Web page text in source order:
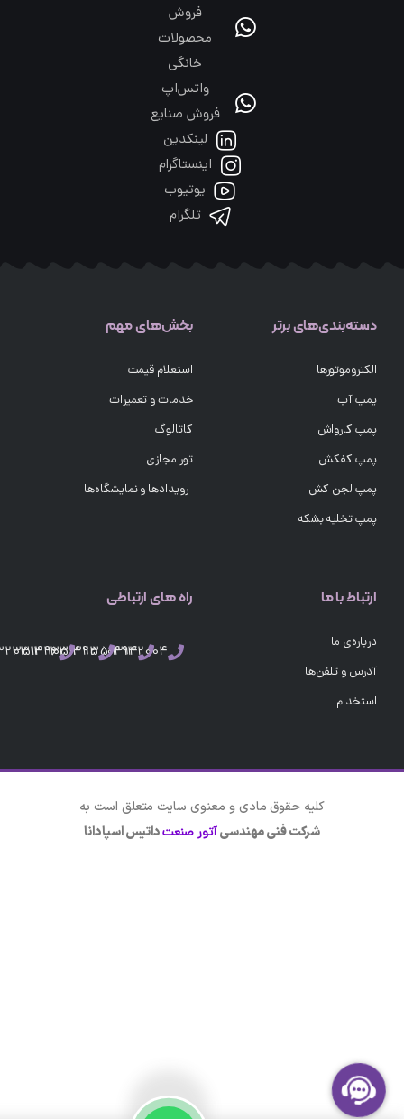
فروش
محصولات
خانگی
واتس‌اپ
فروش صنایع
لینکدین
اینستاگرام
یوتیوب
تلگرام
دسته‌بندی‌های برتر
الکتروموتورها
پمپ آب
پمپ کارواش
پمپ کفکش
پمپ لجن کش
پمپ تخلیه بشکه
بخش‌های مهم
استعلام قیمت
خدمات و تعمیرات
کاتالوگ
تور مجازی
رویدادها و نمایشگاه‌ها
ارتباط با ما
درباره‌ی ما
آدرس و تلفن‌ها
استخدام
راه های ارتباطی
03132004
03132351494
03132351495
03132351496
کلیه حقوق مادی و معنوی سایت متعلق است به
شرکت فنی مهندسیآتور صنعتداتیس اسپادانا